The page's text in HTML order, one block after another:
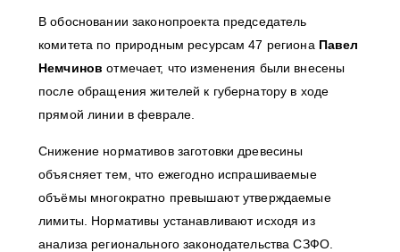
В обосновании законопроекта председатель
комитета по природным ресурсам 47 региона Павел
Немчинов отмечает, что изменения были внесены
после обращения жителей к губернатору в ходе
прямой линии в феврале.
Снижение нормативов заготовки древесины
объясняет тем, что ежегодно испрашиваемые
объёмы многократно превышают утверждаемые
лимиты. Нормативы устанавливают исходя из
анализа регионального законодательства СЗФО.